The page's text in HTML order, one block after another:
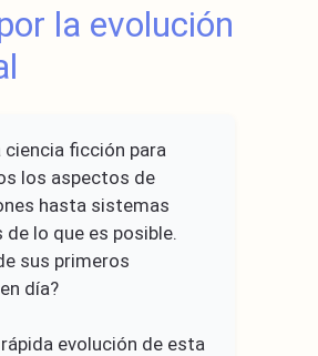
la evolución
ficción para
los aspectos de
hasta sistemas
lo que es posible.
sus primeros
día?
evolución de esta